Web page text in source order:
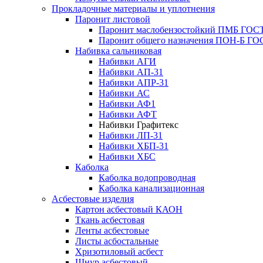
Прокладочные материалы и уплотнения
Паронит листовой
Паронит маслобензостойкий ПМБ
Паронит общего назначения ПОН-Б
Набивка сальниковая
Набивки АГИ
Набивки АП-31
Набивки АПР-31
Набивки АС
Набивки АФ1
Набивки АФТ
Набивки Графитекс
Набивки ЛП-31
Набивки ХБП-31
Набивки ХБС
Каболка
Каболка водопроводная
Каболка канализационная
Асбестовые изделия
Картон асбестовый КАОН
Ткань асбестовая
Ленты асбестовые
Листы асбостальные
Хризотиловый асбеcт